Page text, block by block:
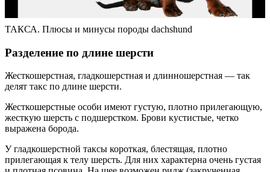
ТАКСА. Плюсы и минусы породы dachshund
Разделение по длине шерсти
Жесткошерстная, гладкошерстная и длинношерстная — так
делят такс по длине шерсти.
Жесткошерстные особи имеют густую, плотно прилегающую,
жесткую шерсть с подшерстком. Брови кустистые, четко
выражена борода.
У гладкошерстной таксы короткая, блестящая, плотно
прилегающая к телу шерсть. Для них характерна очень густая